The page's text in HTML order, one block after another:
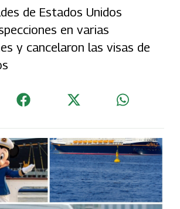
de Estados Unidos
en varias
y cancelaron las visas de